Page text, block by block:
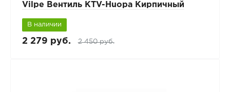
Vilpe Вентиль КТV-Huopa Кирпичный
В наличии
2 279 руб. 2 450 руб.